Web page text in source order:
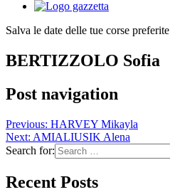
Salva le date delle tue corse preferite
BERTIZZOLO Sofia
Post navigation
Previous: HARVEY Mikayla
Next: AMIALIUSIK Alena
Search for:
Recent Posts